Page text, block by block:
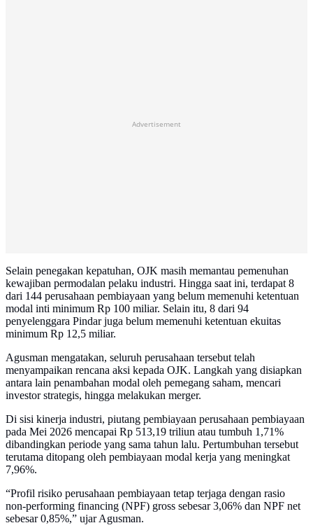
Advertisement
Selain penegakan kepatuhan, OJK masih memantau pemenuhan
kewajiban permodalan pelaku industri. Hingga saat ini, terdapat 8
dari 144 perusahaan pembiayaan yang belum memenuhi ketentuan
modal inti minimum Rp 100 miliar. Selain itu, 8 dari 94
penyelenggara Pindar juga belum memenuhi ketentuan ekuitas
minimum Rp 12,5 miliar.
Agusman mengatakan, seluruh perusahaan tersebut telah
menyampaikan rencana aksi kepada OJK. Langkah yang disiapkan
antara lain penambahan modal oleh pemegang saham, mencari
investor strategis, hingga melakukan merger.
Di sisi kinerja industri, piutang pembiayaan perusahaan pembiayaan
pada Mei 2026 mencapai Rp 513,19 triliun atau tumbuh 1,71%
dibandingkan periode yang sama tahun lalu. Pertumbuhan tersebut
terutama ditopang oleh pembiayaan modal kerja yang meningkat
7,96%.
“Profil risiko perusahaan pembiayaan tetap terjaga dengan rasio
non-performing financing (NPF) gross sebesar 3,06% dan NPF net
sebesar 0,85%,” ujar Agusman.